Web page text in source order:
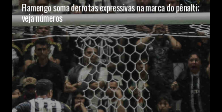
Flamengo soma derrotas expressivas na marca do pênalti;
veja números